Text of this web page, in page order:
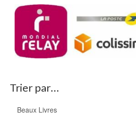
Trier par…
Beaux Livres